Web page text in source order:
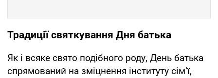
Традиції святкування Дня батька
Як і всяке свято подібного роду, День батька
спрямований на зміцнення інституту сім’ї,